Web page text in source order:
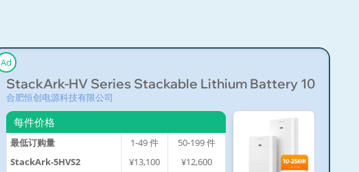
Ad
StackArk-HV Series Stackable Lithium Battery 10...
合肥恒创电源科技有限公司
每件价格
最低订购量 1-49件 50-199件
StackArk-5HVS2
¥13,100
¥12,600